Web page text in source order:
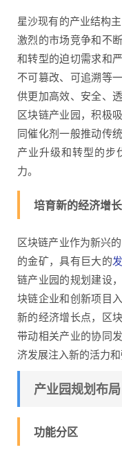
星沙现有的产业结构
激烈的市场竞争和不
和转型的迫切需求和
不可篡改、可追溯等
供更加高效、安全、
区块链产业园，积极
同催化剂一般推动传
产业升级和转型的步
力。
培育新的经济增
区块链产业作为新兴
的金矿，具有巨大的
链产业园的规划建设
块链企业和创新项目
新的经济增长点，区
带动相关产业的协同
济发展注入新的活力和
产业园规划布局
功能分区